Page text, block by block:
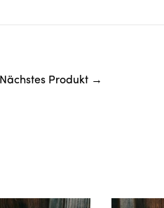
Nächstes Produkt →